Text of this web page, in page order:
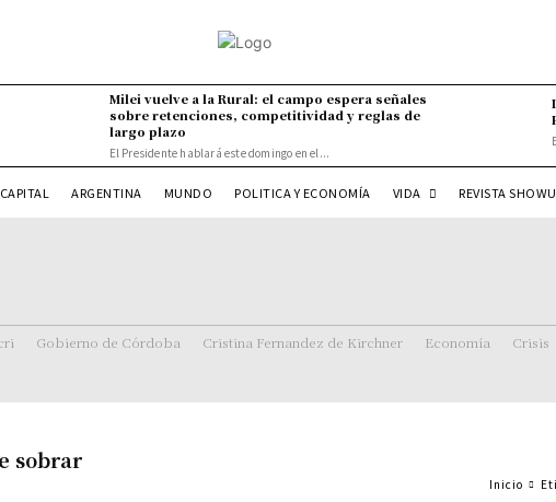
Milei vuelve a la Rural: el campo espera señales
sobre retenciones, competitividad y reglas de
largo plazo
El Presidente hablará este domingo en el...
ARGENTINA MUNDO POLITICA Y ECONOMÍA VIDA REVISTA
Gobierno de Córdoba Cristina Fernandez de Kirchner Economía Crisis
sobrar
Inicio